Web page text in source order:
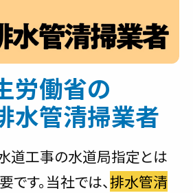
労働省の
水管清掃業者
道工事の水道局指定とは
す。当社では、排水管清